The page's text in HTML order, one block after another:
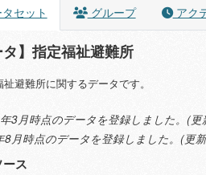
セット グループ アク
タ】指定福祉避難所
避難所に関するデータです。
3月時点のデータを登録しました。(
月時点のデータを登録しました。(更
ス